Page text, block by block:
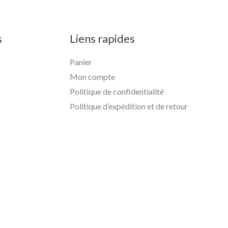
Liens rapides
Panier
Mon compte
Politique de confidentialité
Politique d’expédition et de retour